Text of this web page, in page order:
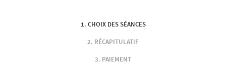
CHOIX DES SÉANCES
RÉCAPITULATIF
PAIEMENT